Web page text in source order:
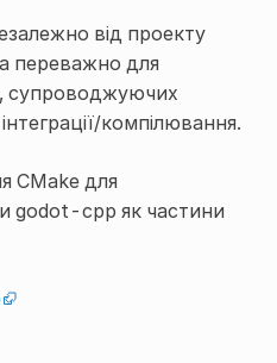
від проекту
переважно для
супроводжуючих
компілювання.
CMake для
godot-cpp як частини